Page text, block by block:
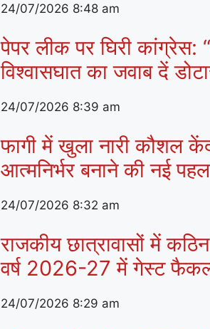
24/07/2026 8:48 am
पेपर लीक पर घिरी
विश्वासघात का जवाब दें
24/07/2026 8:39 am
फागी में खुला नारी कौशल
आत्मनिर्भर बनाने की नई पहल
24/07/2026 8:32 am
राजकीय छात्रावासों में
वर्ष 2026-27 में गेस्ट
24/07/2026 8:29 am